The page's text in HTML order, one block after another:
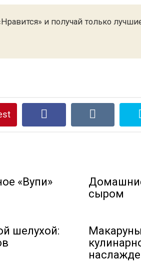
и получай только
«Вупи»
сыром
шелухой: